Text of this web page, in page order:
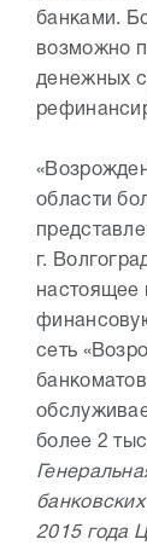
банками.
возможно
денежных
области
г.
настоящее
сеть
более 2
2015 года